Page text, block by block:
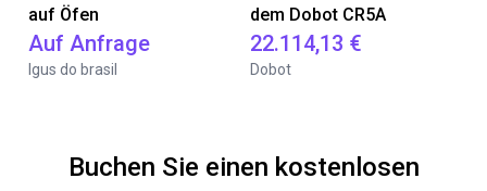
auf Öfen
Auf Anfrage
Igus do brasil
dem Dobot CR5A
22.114,13 €
Dobot
Buchen Sie einen kostenlosen